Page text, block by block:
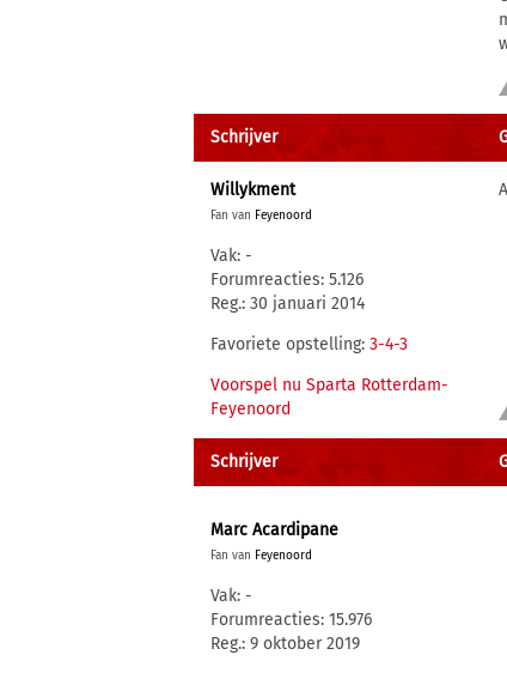
Schrijver
Willykment
Fan van Feyenoord
Vak: -
Forumreacties: 5.126
Reg.: 30 januari 2014
Favoriete opstelling: 3-4-3
Voorspel nu Sparta Rotterdam-
Feyenoord
Schrijver
Marc Acardipane
Fan van Feyenoord
Vak: -
Forumreacties: 15.976
Reg.: 9 oktober 2019